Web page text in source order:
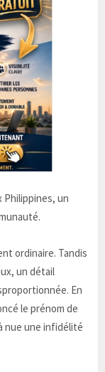
Philippines, un
ordinaire. Tandis
un détail
En
le prénom de
nue une infidélité